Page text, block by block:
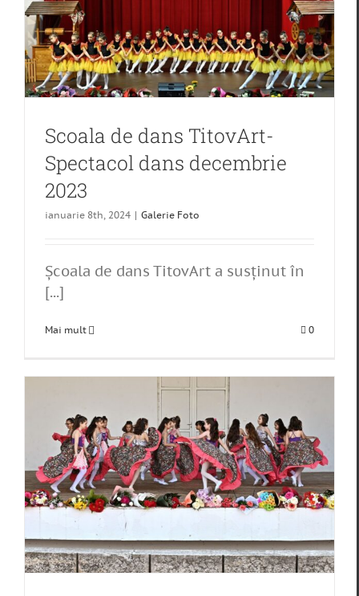
Scoala de dans TitovArt-
Spectacol dans decembrie
2023
ianuarie 8th, 2024 | Galerie Foto
Şcoala de dans TitovArt a susţinut în
[...]
Mai mult 0